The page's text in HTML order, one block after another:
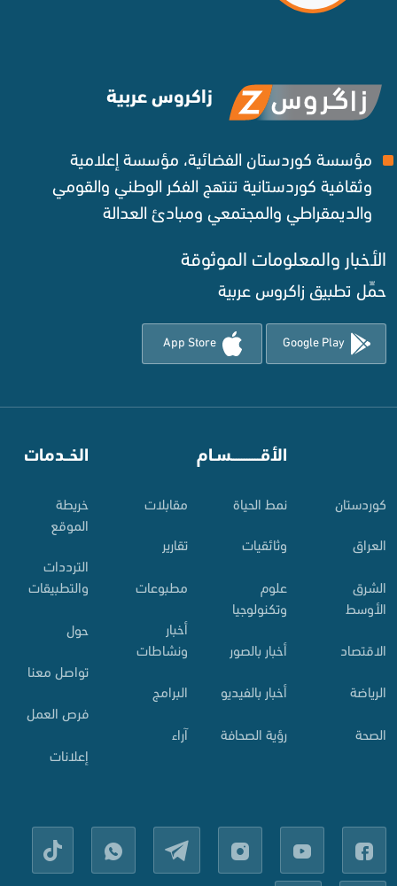
زاكروس عربية
مؤسسة كوردستان الفضائية، مؤسسة إعلامية
وثقافية كوردستانية تنتهج الفكر الوطني والقومي
والديمقراطي والمجتمعي ومبادئ العدالة ‌
الأخبار والمعلومات الموثوقة‌
حمِّل تطبيق زاكروس عربية
Google Play
App Store
کوردستان
العراق
الشرق
الأوسط
الاقتصاد
الرياضة
الصحة
الأقـــــــــــسـام
نمط الحياة
وثائقيات
علوم
وتكنولوجيا
أخبار بالصور
أخبار بالفيديو
رؤية الصحافة
مقابلات
تقارير
مطبوعات
أخبار
ونشاطات
البرامج
آراء
الخــدمات
خريطة
الموقع
الترددات
والتطبيقات
حول
تواصل معنا
فرص العمل
إعلانات